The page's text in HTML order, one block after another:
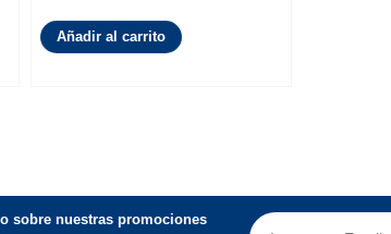
Añadir al carrito
sobre nuestras promociones